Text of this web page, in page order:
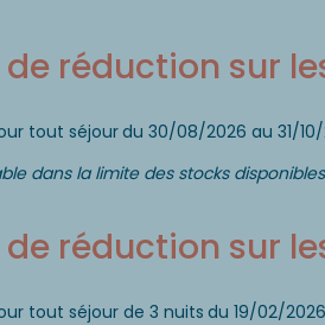
de réduction sur
tout séjourdu 30/08/2026 au 31/
dans la limite des stocks
de réduction sur
tout séjour de 3 nuits du 19/02/